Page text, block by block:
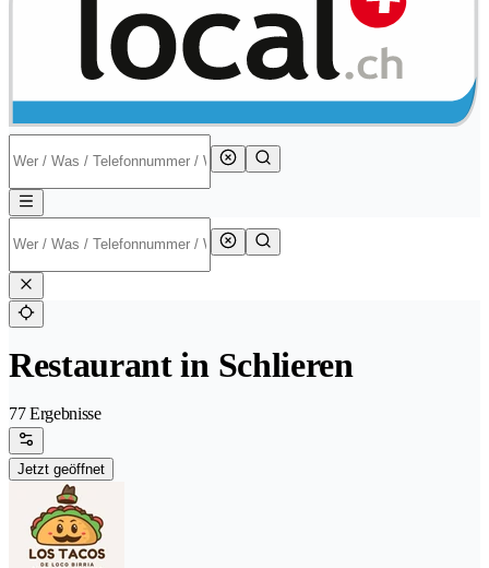
Restaurant in Schlieren
77 Ergebnisse
Jetzt geöffnet